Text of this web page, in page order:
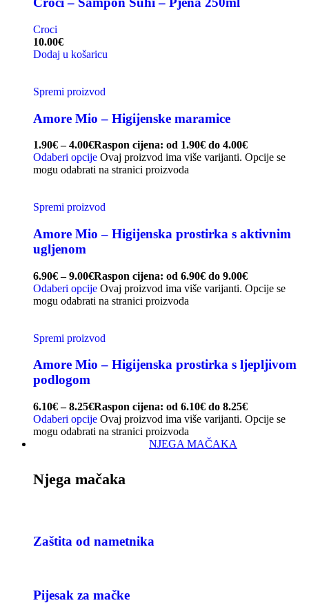
Croci
10.00€
Dodaj u košaricu
Spremi proizvod
Amore Mio – Higijenske maramice
1.90€ – 4.00€Raspon cijena: od 1.90€ do 4.00€
Odaberi opcije Ovaj proizvod ima više varijanti. Opcije se
mogu odabrati na stranici proizvoda
Spremi proizvod
Amore Mio – Higijenska prostirka s aktivnim
ugljenom
6.90€ – 9.00€Raspon cijena: od 6.90€ do 9.00€
Odaberi opcije Ovaj proizvod ima više varijanti. Opcije se
mogu odabrati na stranici proizvoda
Spremi proizvod
Amore Mio – Higijenska prostirka s ljepljivom
podlogom
6.10€ – 8.25€Raspon cijena: od 6.10€ do 8.25€
Odaberi opcije Ovaj proizvod ima više varijanti. Opcije se
mogu odabrati na stranici proizvoda
NJEGA MAČAKA
Njega mačaka
Zaštita od nametnika
Pijesak za mačke